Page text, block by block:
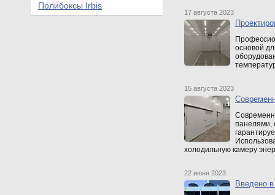
17 августа 2023
основой
15 августа 2023
панелями,
холодильную камеру
22 июня 2023
Введено
Полибоксы Irbis